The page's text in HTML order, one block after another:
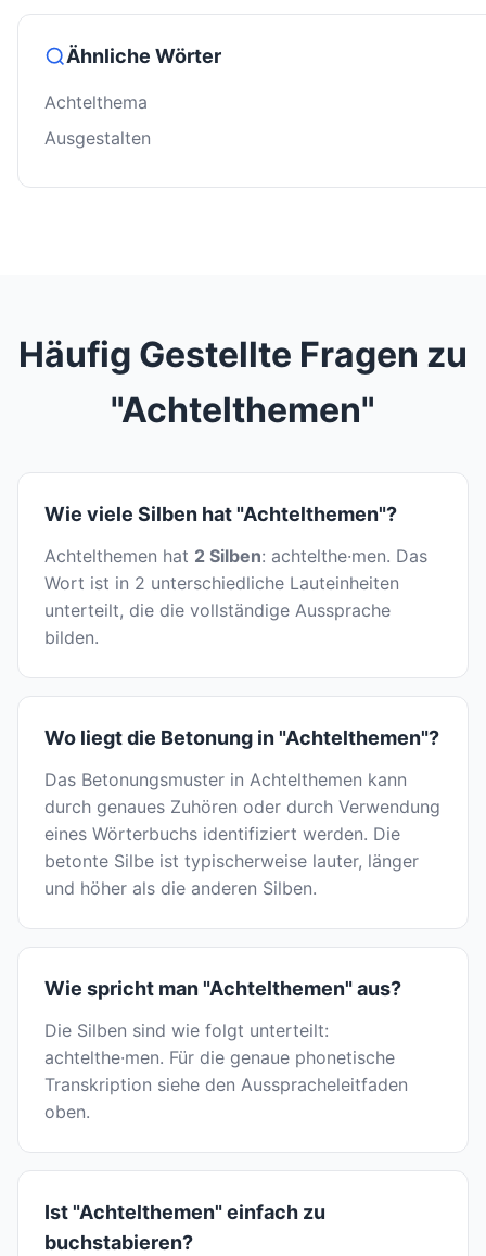
Ähnliche Wörter
Achtelthema
Ausgestalten
Häufig Gestellte Fragen zu
"Achtelthemen"
Wie viele Silben hat "Achtelthemen"?
Achtelthemen hat 2 Silben: achtelthe·men. Das
Wort ist in 2 unterschiedliche Lauteinheiten
unterteilt, die die vollständige Aussprache
bilden.
Wo liegt die Betonung in "Achtelthemen"?
Das Betonungsmuster in Achtelthemen kann
durch genaues Zuhören oder durch Verwendung
eines Wörterbuchs identifiziert werden. Die
betonte Silbe ist typischerweise lauter, länger
und höher als die anderen Silben.
Wie spricht man "Achtelthemen" aus?
Die Silben sind wie folgt unterteilt:
achtelthe·men. Für die genaue phonetische
Transkription siehe den Ausspracheleitfaden
oben.
Ist "Achtelthemen" einfach zu
buchstabieren?